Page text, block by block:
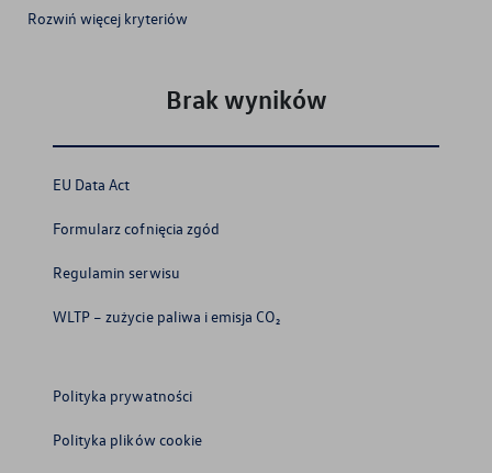
Rozwiń więcej kryteriów
Brak wyników
EU Data Act
Formularz cofnięcia zgód
Regulamin serwisu
WLTP – zużycie paliwa i emisja CO₂
Polityka prywatności
Polityka plików cookie